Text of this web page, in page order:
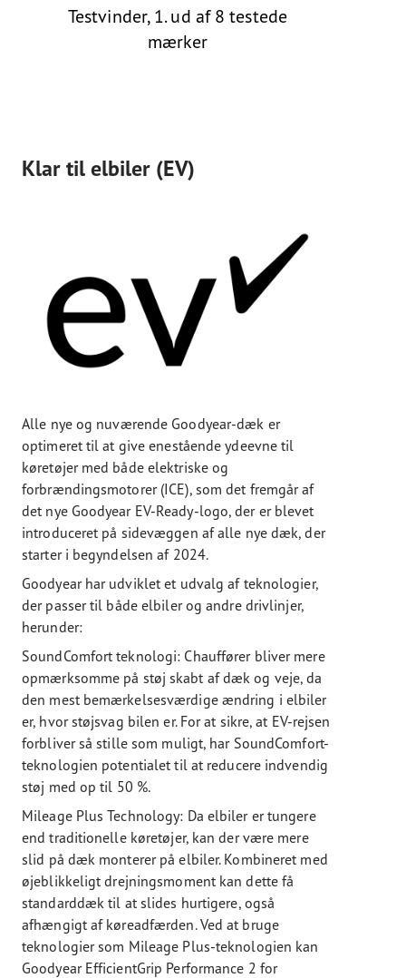
Testvinder, 1. ud af 8 testede
mærker
Klar til elbiler (EV)
Alle nye og nuværende Goodyear-dæk er
optimeret til at give enestående ydeevne til
køretøjer med både elektriske og
forbrændingsmotorer (ICE), som det fremgår af
det nye Goodyear EV-Ready-logo, der er blevet
introduceret på sidevæggen af ​​alle nye dæk, der
starter i begyndelsen af ​​2024.
Goodyear har udviklet et udvalg af teknologier,
der passer til både elbiler og andre drivlinjer,
herunder:
SoundComfort teknologi: Chauffører bliver mere
opmærksomme på støj skabt af dæk og veje, da
den mest bemærkelsesværdige ændring i elbiler
er, hvor støjsvag bilen er. For at sikre, at EV-rejsen
forbliver så stille som muligt, har SoundComfort-
teknologien potentialet til at reducere indvendig
støj med op til 50 %.
Mileage Plus Technology: Da elbiler er tungere
end traditionelle køretøjer, kan der være mere
slid på dæk monterer på elbiler. Kombineret med
øjeblikkeligt drejningsmoment kan dette få
standarddæk til at slides hurtigere, også
afhængigt af køreadfærden. Ved at bruge
teknologier som Mileage Plus-teknologien kan
Goodyear EfficientGrip Performance 2 for